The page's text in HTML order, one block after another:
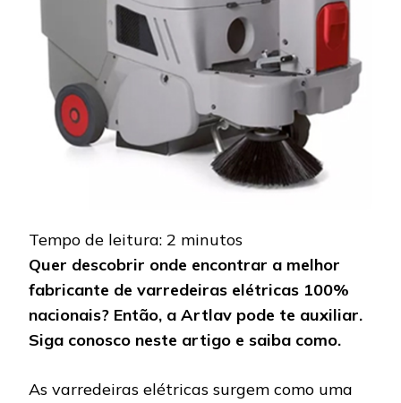
ARTLAV
Tempo de leitura: 2 minutos
Quer descobrir onde encontrar a melhor
fabricante de varredeiras elétricas 100%
nacionais? Então, a Artlav pode te auxiliar.
Siga conosco neste artigo e saiba como.
As varredeiras elétricas surgem como uma